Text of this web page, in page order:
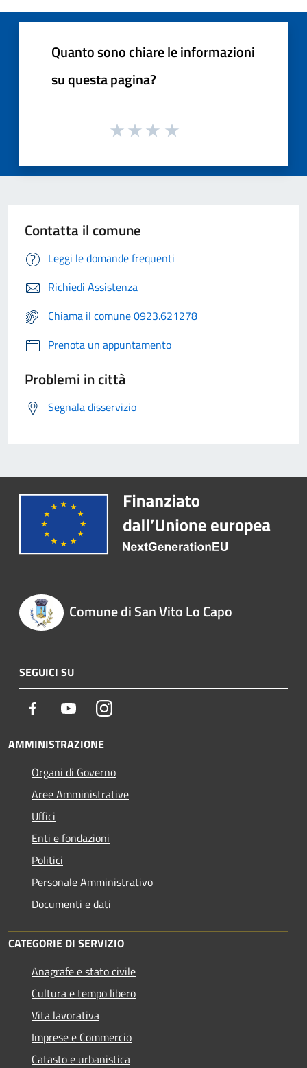
Quanto sono chiare le informazioni
su questa pagina?
Contatta il comune
Leggi le domande frequenti
Richiedi Assistenza
Chiama il comune 0923.621278
Prenota un appuntamento
Problemi in città
Segnala disservizio
Comune di San Vito Lo Capo
SEGUICI SU
Facebook YoutubeInstagram
AMMINISTRAZIONE
Organi di Governo
Aree Amministrative
Uffici
Enti e fondazioni
Politici
Personale Amministrativo
Documenti e dati
CATEGORIE DI SERVIZIO
Anagrafe e stato civile
Cultura e tempo libero
Vita lavorativa
Imprese e Commercio
Catasto e urbanistica